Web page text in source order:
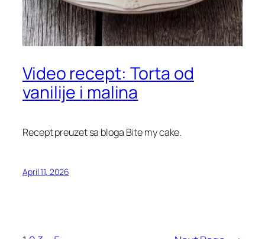
Video recept: Torta od
vanilije i malina
Recept preuzet sa bloga Bite my cake.
April 11, 2026